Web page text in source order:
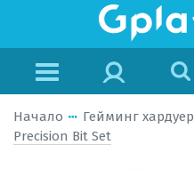
Начало Гейминг хардуер
Precision Bit Set